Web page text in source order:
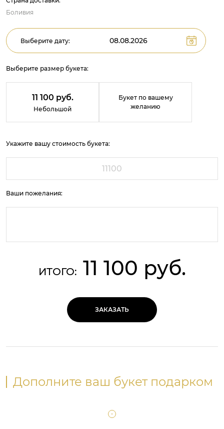
Боливия
Выберите дату:
Выберите размер букета:
11 100 руб.
Небольшой
Букет по вашему
желанию
Укажите вашу стоимость букета:
Ваши пожелания:
ИТОГО: 11 100 руб.
ЗАКАЗАТЬ
Дополните ваш букет подарком